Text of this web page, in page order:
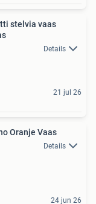
stelvia vaas
Details
21 jul 26
Oranje Vaas
Details
24 jun 26